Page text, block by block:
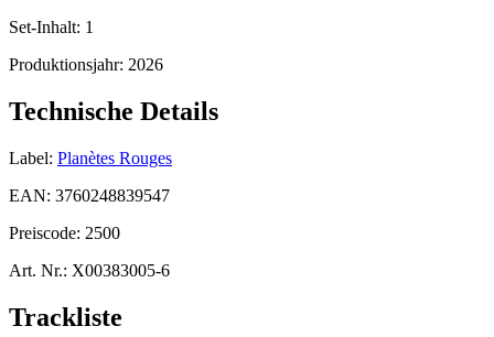
Set-Inhalt: 1
Produktionsjahr: 2026
Technische Details
Label: Planètes Rouges
EAN: 3760248839547
Preiscode: 2500
Art. Nr.: X00383005-6
Trackliste